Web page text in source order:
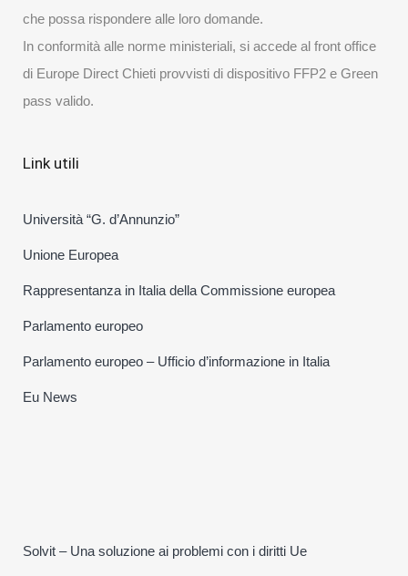
che possa rispondere alle loro domande.
In conformità alle norme ministeriali, si accede al front office
di Europe Direct Chieti provvisti di dispositivo FFP2 e Green
pass valido.
Link utili
Università “G. d’Annunzio”
Unione Europea
Rappresentanza in Italia della Commissione europea
Parlamento europeo
Parlamento europeo – Ufficio d’informazione in Italia
Eu News
Solvit – Una soluzione ai problemi con i diritti Ue